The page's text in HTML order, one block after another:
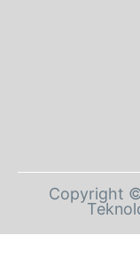
Copyright